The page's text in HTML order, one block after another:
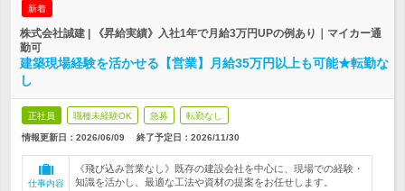
新着
株式会社誠建 | 《昇給実績》入社1年で月給3万円UPの例あり｜マイカー通
勤可
建築現場経験を活かせる【営業】月給35万円以上も可能★転勤な
し
正社員 職種未経験OK 急募 転勤なし
情報更新日：2026/06/09 終了予定日： 2026/11/30
仕事内容
《飛び込み営業なし》既存の建設会社を中心に、現場での経験・
知識を活かし、最適な工法や資材の提案をお任せします。